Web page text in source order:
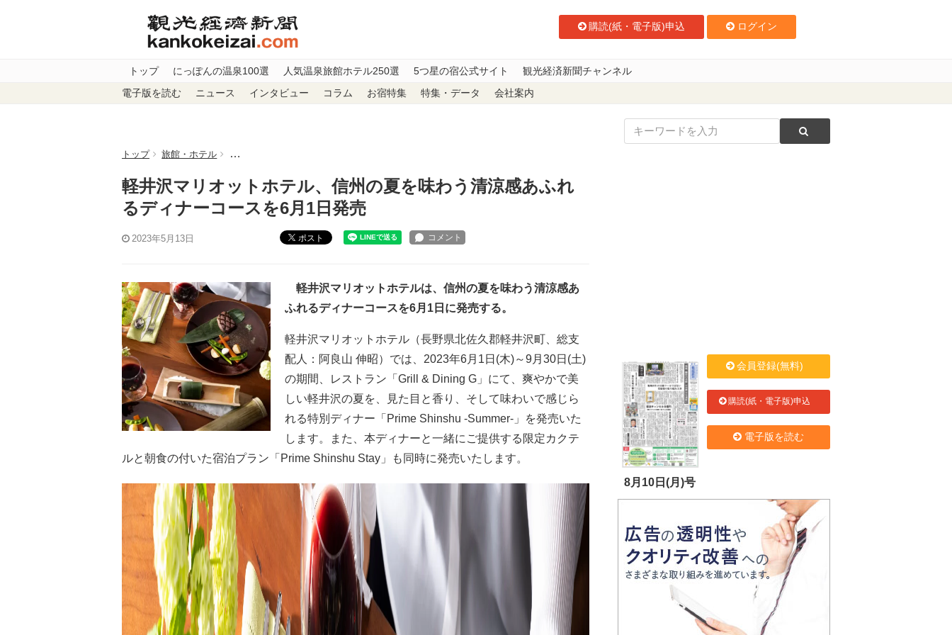
購読(紙・電子版)申込 ログイン
トップ にっぽんの温泉100選 人気温泉旅館ホテル250選 5つ星の宿公式サイト 観光経済新聞チャンネル
電子版を読む ニュース インタビュー コラム お宿特集 特集・データ 会社案内
トップ 旅館・ホテル 軽井沢マリオットホテル、信州の夏を味わう清涼感あふれるディナーコースを6月1日発売
軽井沢マリオットホテル、信州の夏を味わう清涼感あふれ
るディナーコースを6月1日発売
2023年5月13日 ポスト
軽井沢マリオットホテルは、信州の夏を味わう清涼感あ
ふれるディナーコースを6月1日に発売する。
軽井沢マリオットホテル（長野県北佐久郡軽井沢町、総支
配人：阿良山 伸昭）では、2023年6月1日(木)～9月30日(土)
の期間、レストラン「Grill & Dining G」にて、爽やかで美
しい軽井沢の夏を、見た目と香り、そして味わいで感じら
れる特別ディナー「Prime Shinshu -Summer-」を発売いた
します。また、本ディナーと一緒にご提供する限定カクテ
ルと朝食の付いた宿泊プラン「Prime Shinshu Stay」も同時に発売いたします。
8月10日(月)号
会員登録(無料)
購読(紙・電子版)申込
電子版を読む